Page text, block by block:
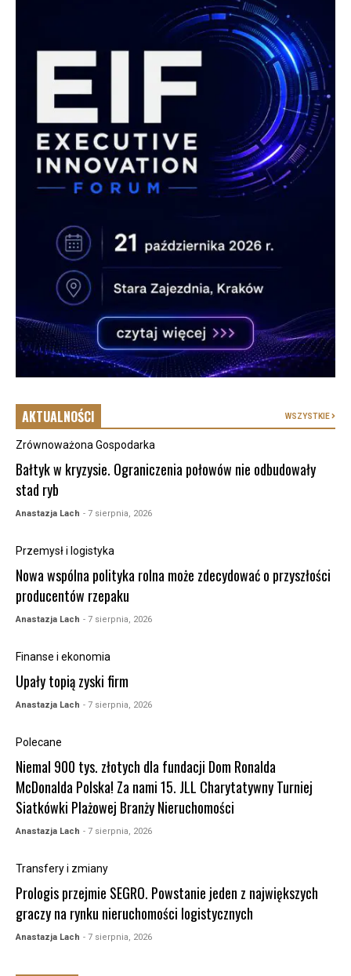
AKTUALNOŚCI WSZYSTKIE
Zrównoważona Gospodarka
Bałtyk w kryzysie. Ograniczenia połowów nie odbudowały
stad ryb
Anastazja Lach - 7 sierpnia, 2026
Przemysł i logistyka
Nowa wspólna polityka rolna może zdecydować o przyszłości
producentów rzepaku
Anastazja Lach - 7 sierpnia, 2026
Finanse i ekonomia
Upały topią zyski firm
Anastazja Lach - 7 sierpnia, 2026
Polecane
Niemal 900 tys. złotych dla fundacji Dom Ronalda
McDonalda Polska! Za nami 15. JLL Charytatywny Turniej
Siatkówki Plażowej Branży Nieruchomości
Anastazja Lach - 7 sierpnia, 2026
Transfery i zmiany
Prologis przejmie SEGRO. Powstanie jeden z największych
graczy na rynku nieruchomości logistycznych
Anastazja Lach - 7 sierpnia, 2026